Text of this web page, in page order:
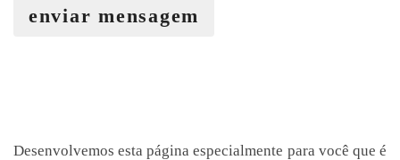
enviar mensagem
Desenvolvemos esta página especialmente para você que é